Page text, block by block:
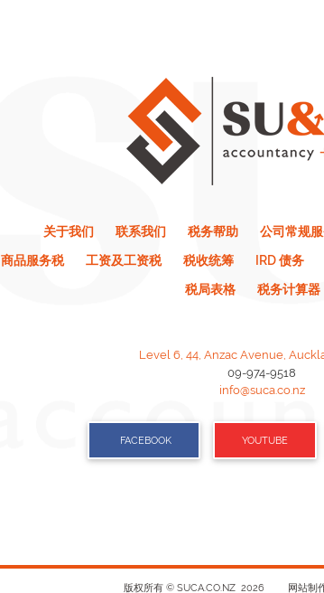
关于我们 联系我们 税务帮助 公司常规
商品服务税
工资及工资税 税收统筹 IRD 债务
税局表格
税务计算器
Level 6, 44, Anzac Avenue,
09-974-9518
info@suca.co.nz
FACEBOOK YOUTUBE
版权所有 © SUCA.CO.NZ 2026 网站制